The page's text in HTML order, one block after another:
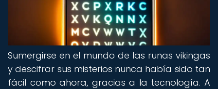
Sumergirse en el mundo de las runas vikingas
y descifrar sus misterios nunca había sido tan
fácil como ahora, gracias a la tecnología. A